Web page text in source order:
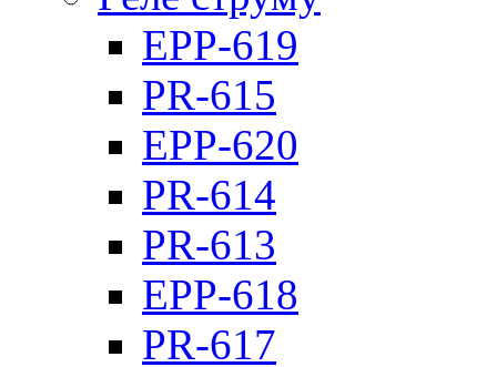
EPP-619
PR-615
EPP-620
PR-614
PR-613
EPP-618
PR-617